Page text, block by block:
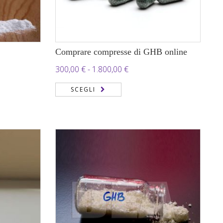
Comprare compresse di GHB online
300,00 € - 1.800,00 €Fascia
300,00 €
SCEGLI